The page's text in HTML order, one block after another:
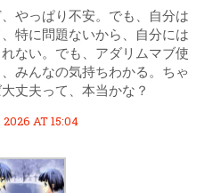
やっぱり不安。でも、自分は
特に問題ないから、自分には
ない。でも、アダリムマブ使
みんなの気持ちわかる。ちゃ
丈夫って、本当かな？
2026 AT 15:04